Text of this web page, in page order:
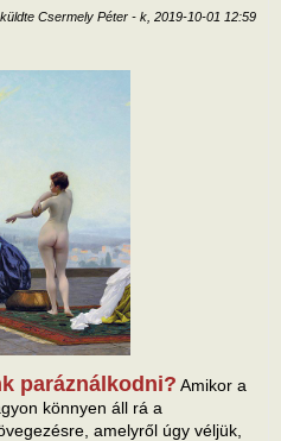
Csermely Péter - k, 2019-10-01 12:59
paráználkodni? Amikor a
könnyen áll rá a
amelyről úgy véljük,